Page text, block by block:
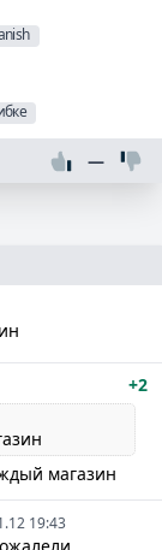
—
+2
магазин
19:43